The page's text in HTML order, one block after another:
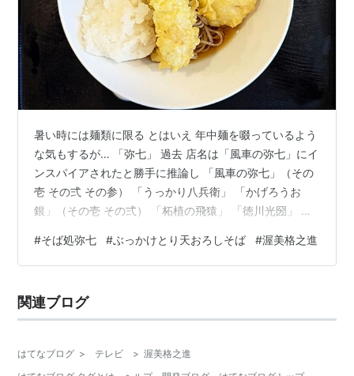
暑い時には麺類に限る とはいえ 年中麺を啜っているよう
な気もするが… 「弥七」 過去 店名は「風車の弥七」にイ
ンスパイアされたと勝手に推論し 「風車の弥七」（その
壱 その弍 その参） 「うっかり八兵衛」 「かげろうお
銀」（その壱 その弍） 「柘植の飛猿」 「徳川光圀」 に
「ぶっかけとり天おろしそば」 「渥美格之進」愛称は
「格さん」 水戸黄門の旅のお供として 助さん（佐々木助
りやすい助さんとは対照的に 常に冷静で真面目な性格 黄
門様の身辺警護を忠実にこなし 旅の道中では 悪人たちの
#そば処弥七 #ぶっかけとり天おろしそば #渥美格之進
関連ブログ
はてなブログ > テレビ > 渥美格之進